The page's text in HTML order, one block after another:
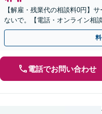
【解雇・残業代の相談料0円】
ないで。【電話・オンライン相
電話でお問い合わせ